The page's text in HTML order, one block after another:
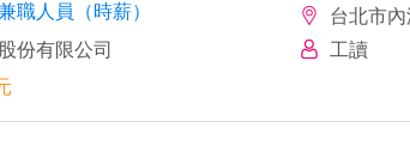
職人員（時薪）
份有限公司
台北市內
工讀